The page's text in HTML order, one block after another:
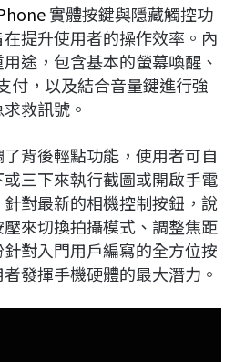
p
y
L
i
n
實體按鍵與隱藏觸控功
提升使用者的操作效率。內
途，包含基本的螢幕喚醒、
付，以及結合音量鍵進行強
救訊號。
背後輕點功能，使用者可自
三下來執行截圖或開啟手電
對最新的相機控制按鈕，說
來切換拍攝模式、調整焦距
對入門用戶編寫的全方位按
發揮手機硬體的最大潛力。